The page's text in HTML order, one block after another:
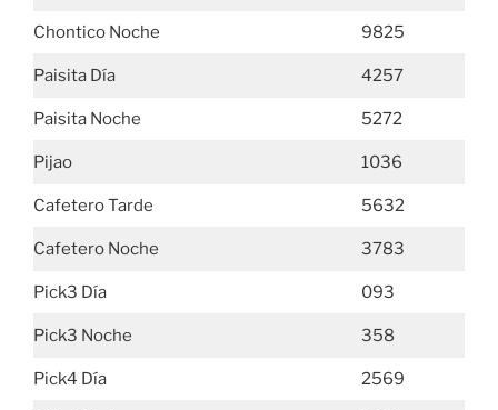
Chontico Noche 9825
Paisita Día 4257
Paisita Noche 5272
Pijao 1036
Cafetero Tarde 5632
Cafetero Noche 3783
Pick3 Día 093
Pick3 Noche 358
Pick4 Día 2569